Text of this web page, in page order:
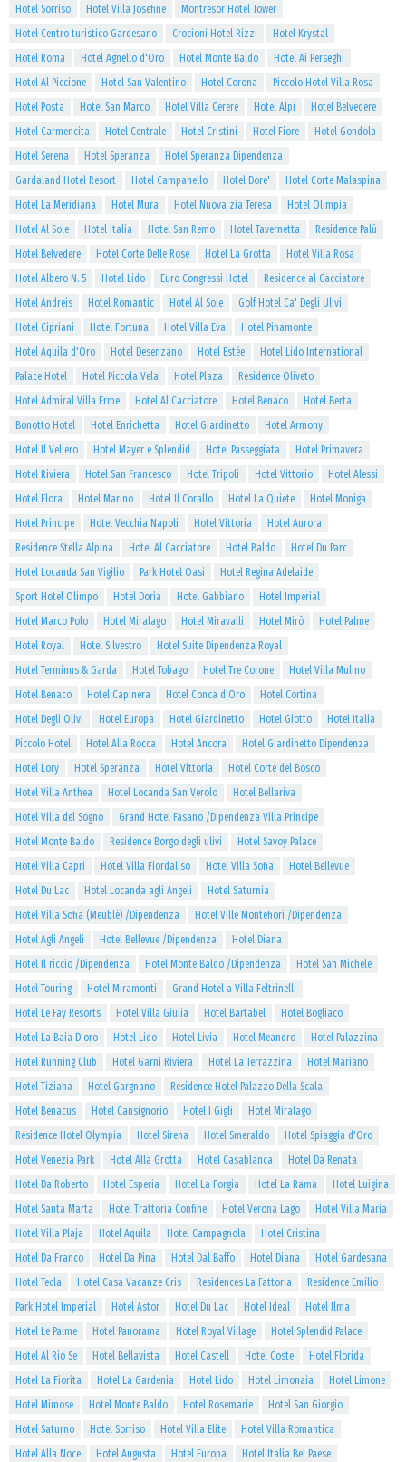
Hotel Sorriso Hotel Villa Josefine
Montresor Hotel Tower
Hotel Centro turistico Gardesano
Crocioni Hotel Rizzi
Hotel Krystal
Hotel Roma
Hotel Agnello d'Oro Hotel Monte Baldo
Hotel Ai Perseghi
Hotel Al Piccione
Hotel San Valentino Hotel Corona
Piccolo Hotel Villa Rosa
Hotel Posta
Hotel San Marco Hotel Villa Cerere Hotel Alpi
Hotel Belvedere
Hotel Carmencita
Hotel Centrale Hotel Cristini Hotel Fiore
Hotel Gondola
Hotel Serena
Hotel Speranza
Hotel Speranza Dipendenza
Gardaland Hotel Resort
Hotel Campanello Hotel Dore'
Hotel Corte Malaspina
Hotel La Meridiana
Hotel Mura Hotel Nuova zia Teresa
Hotel Olimpia
Hotel Al Sole
Hotel Italia Hotel San Remo Hotel Tavernetta
Residence Palù
Hotel Belvedere
Hotel Corte Delle Rose Hotel La Grotta
Hotel Villa Rosa
Hotel Albero N. 5
Hotel Lido Euro Congressi Hotel
Residence al Cacciatore
Hotel Andreis
Hotel Romantic Hotel Al Sole
Golf Hotel Ca' Degli Ulivi
Hotel Cipriani
Hotel Fortuna Hotel Villa Eva
Hotel Pinamonte
Hotel Aquila d'Oro
Hotel Desenzano Hotel Estée
Hotel Lido International
Palace Hotel
Hotel Piccola Vela Hotel Plaza
Residence Oliveto
Hotel Admiral Villa Erme
Hotel Al Cacciatore Hotel Benaco
Hotel Berta
Bonotto Hotel
Hotel Enrichetta Hotel Giardinetto
Hotel Armony
Hotel Il Veliero
Hotel Mayer e Splendid Hotel Passeggiata
Hotel Primavera
Hotel Riviera
Hotel San Francesco Hotel Tripoli Hotel Vittorio
Hotel Alessi
Hotel Flora
Hotel Marino Hotel Il Corallo Hotel La Quiete
Hotel Moniga
Hotel Principe
Hotel Vecchia Napoli Hotel Vittoria
Hotel Aurora
Residence Stella Alpina
Hotel Al Cacciatore Hotel Baldo
Hotel Du Parc
Hotel Locanda San Vigilio
Park Hotel Oasi
Hotel Regina Adelaide
Sport Hotel Olimpo
Hotel Doria Hotel Gabbiano
Hotel Imperial
Hotel Marco Polo
Hotel Miralago Hotel Miravalli Hotel Mirò
Hotel Palme
Hotel Royal
Hotel Silvestro
Hotel Suite Dipendenza Royal
Hotel Terminus & Garda
Hotel Tobago Hotel Tre Corone
Hotel Villa Mulino
Hotel Benaco
Hotel Capinera Hotel Conca d'Oro
Hotel Cortina
Hotel Degli Olivi
Hotel Europa Hotel Giardinetto Hotel Giotto
Hotel Italia
Piccolo Hotel
Hotel Alla Rocca Hotel Ancora
Hotel Giardinetto Dipendenza
Hotel Lory
Hotel Speranza Hotel Vittoria
Hotel Corte del Bosco
Hotel Villa Anthea
Hotel Locanda San Verolo
Hotel Bellariva
Hotel Villa del Sogno
Grand Hotel Fasano /Dipendenza Villa Principe
Hotel Monte Baldo
Residence Borgo degli ulivi
Hotel Savoy Palace
Hotel Villa Capri
Hotel Villa Fiordaliso Hotel Villa Sofia
Hotel Bellevue
Hotel Du Lac
Hotel Locanda agli Angeli
Hotel Saturnia
Hotel Villa Sofia (Meublè) /Dipendenza
Hotel Ville Montefiori /Dipendenza
Hotel Agli Angeli
Hotel Bellevue /Dipendenza
Hotel Diana
Hotel Il riccio /Dipendenza
Hotel Monte Baldo /Dipendenza
Hotel San Michele
Hotel Touring
Hotel Miramonti
Grand Hotel a Villa Feltrinelli
Hotel Le Fay Resorts
Hotel Villa Giulia Hotel Bartabel
Hotel Bogliaco
Hotel La Baia D'oro
Hotel Lido Hotel Livia Hotel Meandro
Hotel Palazzina
Hotel Running Club
Hotel Garni Riviera Hotel La Terrazzina
Hotel Mariano
Hotel Tiziana
Hotel Gargnano
Residence Hotel Palazzo Della Scala
Hotel Benacus
Hotel Cansignorio Hotel I Gigli
Hotel Miralago
Residence Hotel Olympia
Hotel Sirena Hotel Smeraldo
Hotel Spiaggia d'Oro
Hotel Venezia Park
Hotel Alla Grotta Hotel Casablanca
Hotel Da Renata
Hotel Da Roberto
Hotel Esperia Hotel La Forgia Hotel La Rama
Hotel Luigina
Hotel Santa Marta
Hotel Trattoria Confine Hotel Verona Lago
Hotel Villa Maria
Hotel Villa Plaja
Hotel Aquila Hotel Campagnola
Hotel Cristina
Hotel Da Franco
Hotel Da Pina Hotel Dal Baffo Hotel Diana
Hotel Gardesana
Hotel Tecla
Hotel Casa Vacanze Cris Residences La Fattoria
Residence Emilio
Park Hotel Imperial
Hotel Astor Hotel Du Lac Hotel Ideal
Hotel Ilma
Hotel Le Palme
Hotel Panorama Hotel Royal Village
Hotel Splendid Palace
Hotel Al Rio Se
Hotel Bellavista Hotel Castell Hotel Coste
Hotel Florida
Hotel La Fiorita
Hotel La Gardenia Hotel Lido Hotel Limonaia
Hotel Limone
Hotel Mimose
Hotel Monte Baldo Hotel Rosemarie
Hotel San Giorgio
Hotel Saturno
Hotel Sorriso Hotel Villa Elite
Hotel Villa Romantica
Hotel Alla Noce
Hotel Augusta Hotel Europa
Hotel Italia Bel Paese